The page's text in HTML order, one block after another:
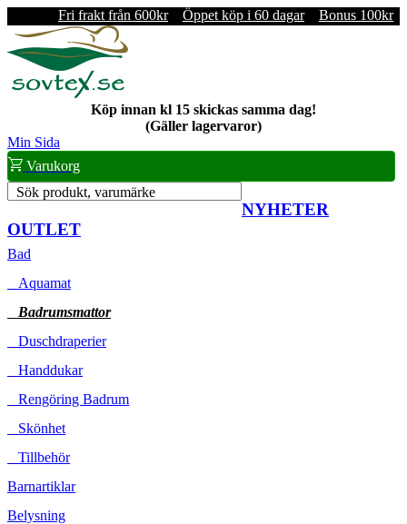
Fri frakt från 600kr Öppet köp i 60 dagar Bonus 100kr
Köp innan kl 15 skickas samma dag!
(Gäller lagervaror)
Min Sida
Varukorg
Sök produkt, varumärke
NYHETER
OUTLET
Bad
Aquamat
Badrumsmattor
Duschdraperier
Handdukar
Rengöring Badrum
Skönhet
Tillbehör
Barnartiklar
Belysning